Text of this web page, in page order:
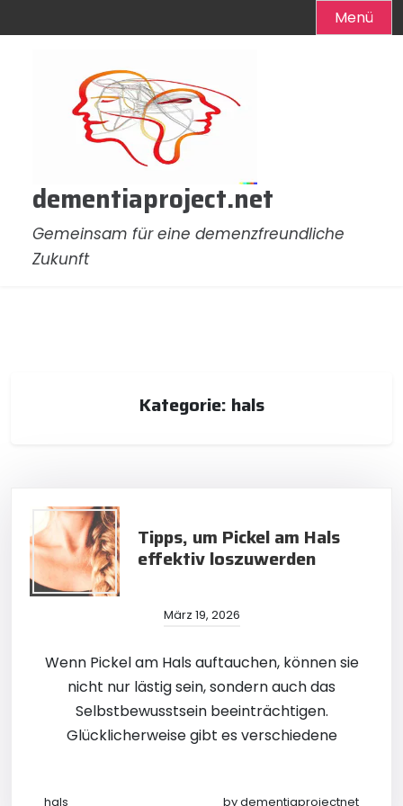
Menü
dementiaproject.net
Gemeinsam für eine demenzfreundliche
Zukunft
Kategorie: hals
Tipps, um Pickel am Hals
effektiv loszuwerden
März 19, 2026
Wenn Pickel am Hals auftauchen, können sie
nicht nur lästig sein, sondern auch das
Selbstbewusstsein beeinträchtigen.
Glücklicherweise gibt es verschiedene
hals bydementiaprojectnet